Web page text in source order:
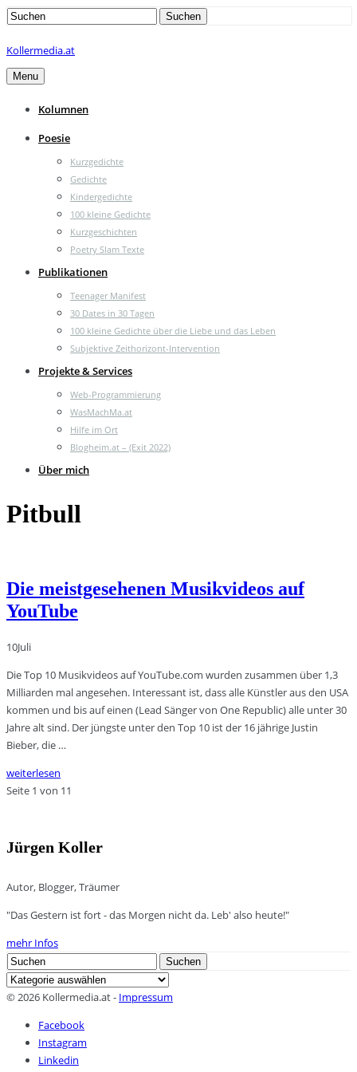
Search
Suchen
Kollermedia.at
Menu
Kolumnen
Poesie
Kurzgedichte
Gedichte
Kindergedichte
100 kleine Gedichte
Kurzgeschichten
Poetry Slam Texte
Publikationen
Teenager Manifest
30 Dates in 30 Tagen
100 kleine Gedichte über die Liebe und das Leben
Subjektive Zeithorizont-Intervention
Projekte & Services
Web-Programmierung
WasMachMa.at
Hilfe im Ort
Blogheim.at – (Exit 2022)
Über mich
Pitbull
Die meistgesehenen Musikvideos auf
YouTube
10Juli
Die Top 10 Musikvideos auf YouTube.com wurden zusammen über 1,3
Milliarden mal angesehen. Interessant ist, dass alle Künstler aus den USA
kommen und bis auf einen (Lead Sänger von One Republic) alle unter 30
Jahre alt sind. Der jüngste unter den Top 10 ist der 16 jährige Justin
Bieber, die …
weiterlesen
Seite 1 von 11
Jürgen Koller
Autor, Blogger, Träumer
"Das Gestern ist fort - das Morgen nicht da. Leb' also heute!"
mehr Infos
Search
for:
Suchen
Kategorien
© 2026 Kollermedia.at - Impressum
Facebook
Instagram
Linkedin